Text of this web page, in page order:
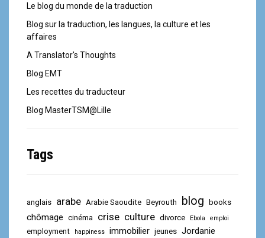
Le blog du monde de la traduction
Blog sur la traduction, les langues, la culture et les
affaires
A Translator's Thoughts
Blog EMT
Les recettes du traducteur
Blog MasterTSM@Lille
Tags
anglais arabe Arabie Saoudite Beyrouth blog books
chômage cinéma crise culture divorce Ebola emploi
employment happiness immobilier jeunes Jordanie